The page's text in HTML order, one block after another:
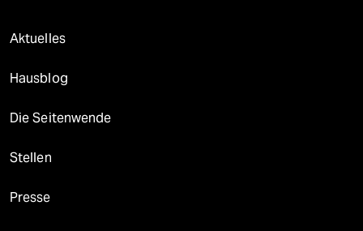
Aktuelles
Hausblog
Die Seitenwende
Stellen
Presse